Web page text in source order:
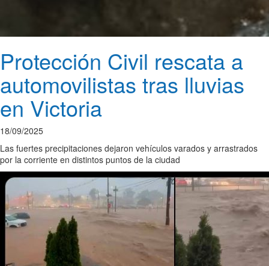
Protección Civil rescata a
automovilistas tras lluvias
en Victoria
18/09/2025
Las fuertes precipitaciones dejaron vehículos varados y arrastrados
por la corriente en distintos puntos de la ciudad